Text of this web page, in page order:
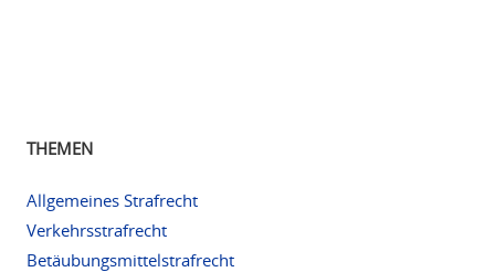
THEMEN
Allgemeines Strafrecht
Verkehrsstrafrecht
Betäubungsmittelstrafrecht